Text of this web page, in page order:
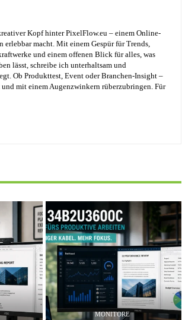
Kopf hinter PixelFlow.eu – einem Online-
macht. Mit einem Gespür für Trends,
und einem offenen Blick für alles, was
lässt, schreibe ich unterhaltsam und
Ob Produkttest, Event oder Branchen-Insight –
mit einem Augenzwinkern rüberzubringen. Für
MONITORE